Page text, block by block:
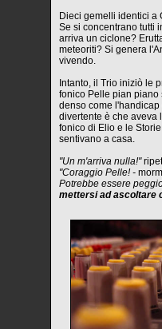
Dieci gemelli identici a
Se si concentrano tutti
arriva un ciclone?
meteoriti? Si genera
vivendo.
Intanto, il Trio iniziò le
fonico Pelle pian piano
denso come
divertente è che aveva
fonico di Elio e le
sentivano a casa.
"Un m'arriva nulla!"
"Coraggio Pelle! -
Potrebbe essere
mettersi ad ascoltare